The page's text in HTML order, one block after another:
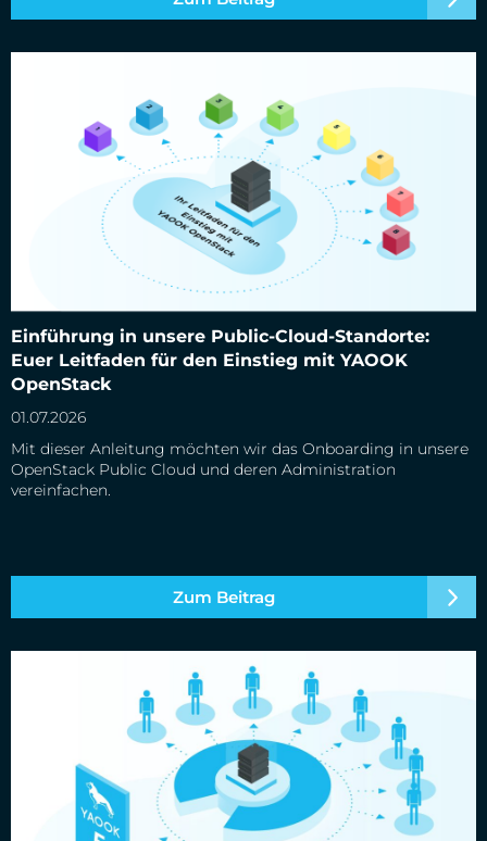
Einführung in unsere Public-Cloud-Standorte:
Euer Leitfaden für den Einstieg mit YAOOK
OpenStack
01.07.2026
Mit dieser Anleitung möchten wir das Onboarding in unsere
OpenStack Public Cloud und deren Administration
vereinfachen.
Zum Beitrag
Einführung in unsere Public-Cloud-Standorte: Euer Leitfaden
für den Einstieg mit YAOOK OpenStack